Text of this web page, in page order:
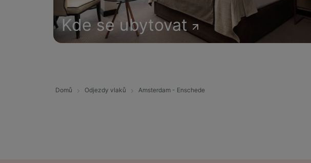
Kde se ubytovat
Domů Odjezdy vlaků Amsterdam - Enschede